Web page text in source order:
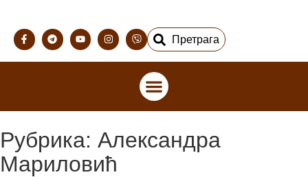
Претрага
Рубрика: Александра
Мариловић